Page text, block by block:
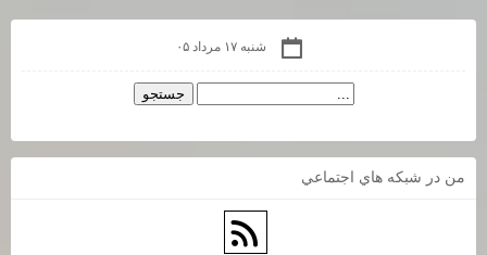
شنبه ۱۷ مرداد ۰۵
من در شبكه هاي اجتماعي